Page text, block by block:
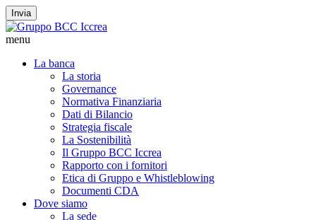
Invia
menu
La banca
La storia
Governance
Normativa Finanziaria
Dati di Bilancio
Strategia fiscale
La Sostenibilità
Il Gruppo BCC Iccrea
Rapporto con i fornitori
Etica di Gruppo e Whistleblowing
Documenti CDA
Dove siamo
La sede